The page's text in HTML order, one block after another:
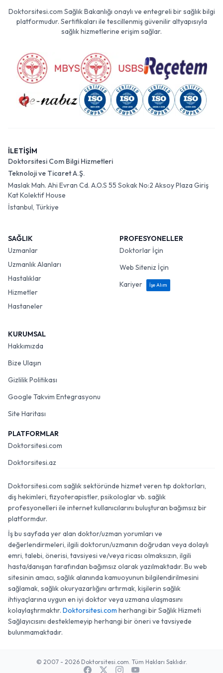
Doktorsitesi.com Sağlık Bakanlığı onaylı ve entegreli bir sağlık bilgi
platformudur. Sertifikaları ile tescillenmiş güvenilir altyapısıyla
sağlık hizmetlerine erişim sağlar.
İLETİŞİM
Doktorsitesi Com Bilgi Hizmetleri
Teknoloji ve Ticaret A.Ş.
Maslak Mah. Ahi Evran Cd. A.O.S 55 Sokak No:2 Aksoy Plaza Giriş
Kat Kolektif House
İstanbul, Türkiye
SAĞLIK
Uzmanlar
Uzmanlık Alanları
Hastalıklar
Hizmetler
Hastaneler
PROFESYONELLER
Doktorlar İçin
Web Siteniz İçin
Kariyer
İşe Alım
KURUMSAL
Hakkımızda
Bize Ulaşın
Gizlilik Politikası
Google Takvim Entegrasyonu
Site Haritası
PLATFORMLAR
Doktorsitesi.com
Doktorsitesi.az
Doktorsitesi.com sağlık sektöründe hizmet veren tıp doktorları,
diş hekimleri, fizyoterapistler, psikologlar vb. sağlık
profesyonelleri ile internet kullanıcılarını buluşturan bağımsız bir
platformdur.
İş bu sayfada yer alan doktor/uzman yorumları ve
değerlendirmeleri, ilgili doktorun/uzmanın doğrudan veya dolaylı
emri, talebi, önerisi, tavsiyesi ve/veya ricası olmaksızın, ilgili
hasta/danışan tarafından bağımsız olarak yazılmaktadır. Bu web
sitesinin amacı, sağlık alanında kamuoyunun bilgilendirilmesini
sağlamak, sağlık okuryazarlığını artırmak, kişilerin sağlık
ihtiyaçlarına uygun en iyi doktor veya uzmana ulaşmasını
kolaylaştırmaktır. Doktorsitesi.com herhangi bir Sağlık Hizmeti
Sağlayıcısını desteklemeyip herhangi bir öneri ve tavsiyede
bulunmamaktadır.
© 2007 - 2026 Doktorsitesi.com. Tüm Hakları Saklıdır.